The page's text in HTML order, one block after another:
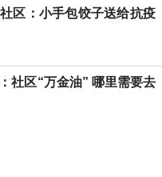
区：小手包饺子送给抗疫
社区“万金油” 哪里需要去